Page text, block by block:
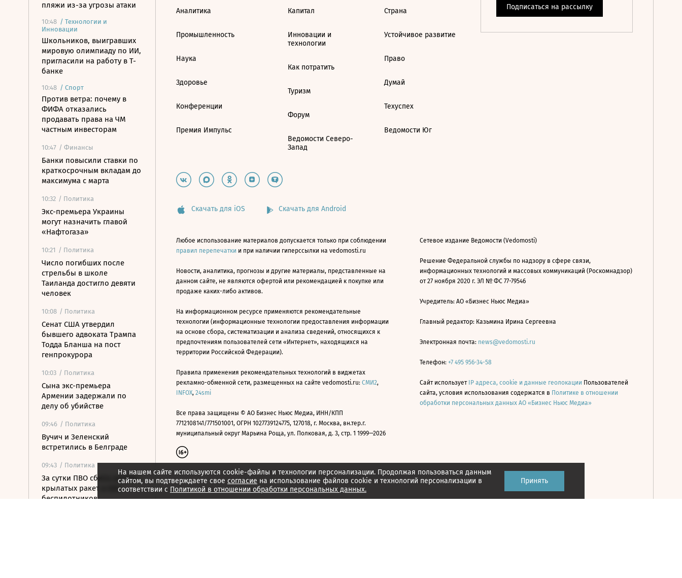
пляжи из-за угрозы атаки
10:48 / Технологии и
Инновации
Школьников, выигравших
мировую олимпиаду по ИИ,
пригласили на работу в Т-
банке
10:48 / Спорт
Против ветра: почему в
ФИФА отказались
продавать права на ЧМ
частным инвесторам
10:47 / Финансы
Банки повысили ставки по
краткосрочным вкладам до
максимума с марта
10:32 / Политика
Экс-премьера Украины
могут назначить главой
«Нафтогаза»
10:21 / Политика
Число погибших после
стрельбы в школе
Таиланда достигло девяти
человек
10:08 / Политика
Сенат США утвердил
бывшего адвоката Трампа
Тодда Бланша на пост
генпрокурора
10:03 / Политика
Сына экс-премьера
Армении задержали по
делу об убийстве
09:46 / Политика
Вучич и Зеленский
встретились в Белграде
09:43 / Политика
За сутки ПВО сбила восемь
крылатых ракет и 828
беспилотников
На нашем сайте используются cookie-файлы и технологии персонализации. Продолжая пользоваться данным
сайтом, вы подтверждаете свое согласие на использование файлов cookie и технологий персонализации в
соответствии с Политикой в отношении обработки персональных данных.
Принять
Аналитика
Промышленность
Наука
Здоровье
Конференции
Премия Импульс
Капитал
Инновации и
технологии
Как потратить
Туризм
Форум
Ведомости Северо-
Запад
Страна
Устойчивое развитие
Право
Думай
Техуспех
Ведомости Юг
Скачать для iOS Скачать для Android
Любое использование материалов допускается только при соблюдении
правил перепечатки и при наличии гиперссылки на vedomosti.ru
Новости, аналитика, прогнозы и другие материалы, представленные на
данном сайте, не являются офертой или рекомендацией к покупке или
продаже каких-либо активов.
На информационном ресурсе применяются рекомендательные
технологии (информационные технологии предоставления информации
на основе сбора, систематизации и анализа сведений, относящихся к
предпочтениям пользователей сети «Интернет», находящихся на
территории Российской Федерации).
Правила применения рекомендательных технологий в виджетах
рекламно-обменной сети, размещенных на сайте vedomosti.ru: СМИ2,
INFOX, 24smi
Все права защищены © АО Бизнес Ньюс Медиа, ИНН/КПП
7712108141/771501001, ОГРН 1027739124775, 127018, г. Москва, вн.тер.г.
муниципальный округ Марьина Роща, ул. Полковая, д. 3, стр. 1 1999—2026
Сетевое издание Ведомости (Vedomosti)
Решение Федеральной службы по надзору в сфере связи,
информационных технологий и массовых коммуникаций (Роскомнадзор)
от 27 ноября 2020 г. ЭЛ № ФС 77-79546
Учредитель: АО «Бизнес Ньюс Медиа»
Главный редактор: Казьмина Ирина Сергеевна
Электронная почта: news@vedomosti.ru
Телефон: +7 495 956-34-58
Сайт использует IP адреса, cookie и данные геолокации Пользователей
сайта, условия использования содержатся в Политике в отношении
обработки персональных данных АО «Бизнес Ньюс Медиа»